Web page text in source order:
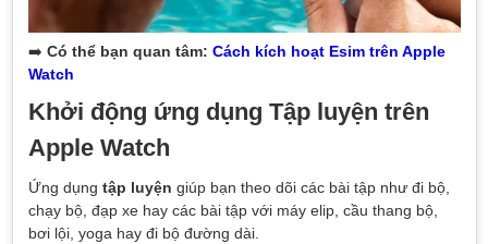
➡️ Có thể bạn quan tâm: Cách kích hoạt Esim trên Apple
Watch
Khởi động ứng dụng Tập luyện trên
Apple Watch
Ứng dụng tập luyện giúp bạn theo dõi các bài tập như đi bộ,
chạy bộ, đạp xe hay các bài tập với máy elip, cầu thang bộ,
bơi lội, yoga hay đi bộ đường dài.